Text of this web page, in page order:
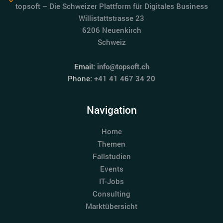
topsoft – Die Schweizer Plattform für Digitales Business
Willistattstrasse 23
6206 Neuenkirch
Schweiz
Email: info@topsoft.ch
Phone: +41 41 467 34 20
Navigation
Home
Themen
Fallstudien
Events
IT-Jobs
Consulting
Marktübersicht